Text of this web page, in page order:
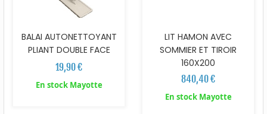
BALAI AUTONETTOYANT
PLIANT DOUBLE FACE
19,90 €
En stock Mayotte
LIT HAMON AVEC
SOMMIER ET TIROIR
160X200
840,40 €
En stock Mayotte